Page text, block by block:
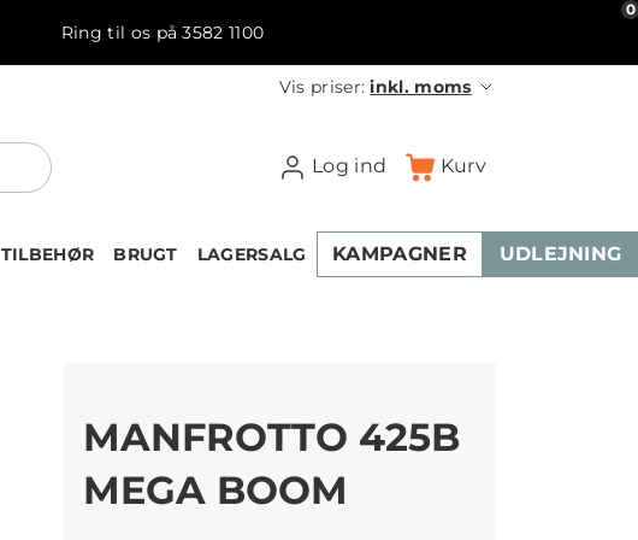
Ring til os på 3582 1100
Vis priser:inkl. moms
Log ind Kurv
0
TILBEHØR BRUGT LAGERSALG KAMPAGNER UDLEJNING
MANFROTTO 425B
MEGA BOOM